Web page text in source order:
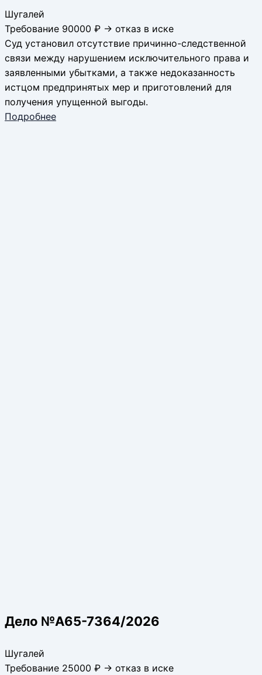
Шугалей
Требование 90000 ₽ → отказ в иске
Суд установил отсутствие причинно-следственной
связи между нарушением исключительного права и
заявленными убытками, а также недоказанность
истцом предпринятых мер и приготовлений для
получения упущенной выгоды.
Подробнее
Дело №А65-7364/2026
Шугалей
Требование 25000 ₽ → отказ в иске